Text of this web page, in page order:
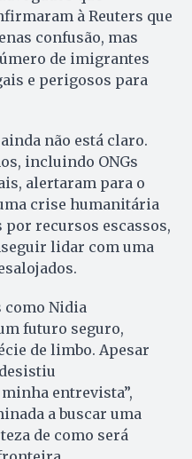
à Reuters que
confusão, mas
de imigrantes
e perigosos para
não está claro.
incluindo ONGs
alertaram para o
crise humanitária
por recursos escassos,
lidar com uma
como Nidia
futuro seguro,
de limbo. Apesar
entrevista”,
a buscar uma
de como será